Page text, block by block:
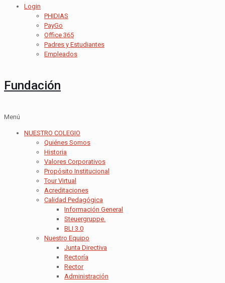
Login
PHIDIAS
PayGo
Office 365
Padres y Estudiantes
Empleados
Fundación
Menú
NUESTRO COLEGIO
Quiénes Somos
Historia
Valores Corporativos
Propósito Institucional
Tour Virtual
Acreditaciones
Calidad Pedagógica
Información General
Steuergruppe.
BLI 3.0
Nuestro Equipo
Junta Directiva
Rectoría
Rector
Administración